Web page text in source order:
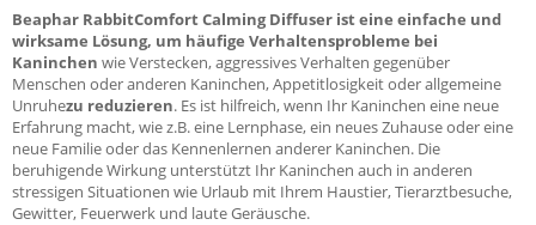
Beaphar RabbitComfort Calming Diffuser ist eine einfache und
wirksame Lösung, um häufige Verhaltensprobleme bei
Kaninchen wie Verstecken, aggressives Verhalten gegenüber
Menschen oder anderen Kaninchen, Appetitlosigkeit oder allgemeine
Unruhezu reduzieren. Es ist hilfreich, wenn Ihr Kaninchen eine neue
Erfahrung macht, wie z.B. eine Lernphase, ein neues Zuhause oder eine
neue Familie oder das Kennenlernen anderer Kaninchen. Die
beruhigende Wirkung unterstützt Ihr Kaninchen auch in anderen
stressigen Situationen wie Urlaub mit Ihrem Haustier, Tierarztbesuche,
Gewitter, Feuerwerk und laute Geräusche.